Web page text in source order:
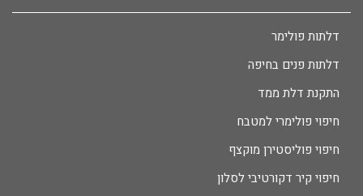
דלתות פולימר
דלתות פנים בחיפה
התקנת דלת ממד
חיפוי פולימרי למטבח
חיפוי פוליסטירן מוקצף
חיפוי קיר דקורטיבי לסלון